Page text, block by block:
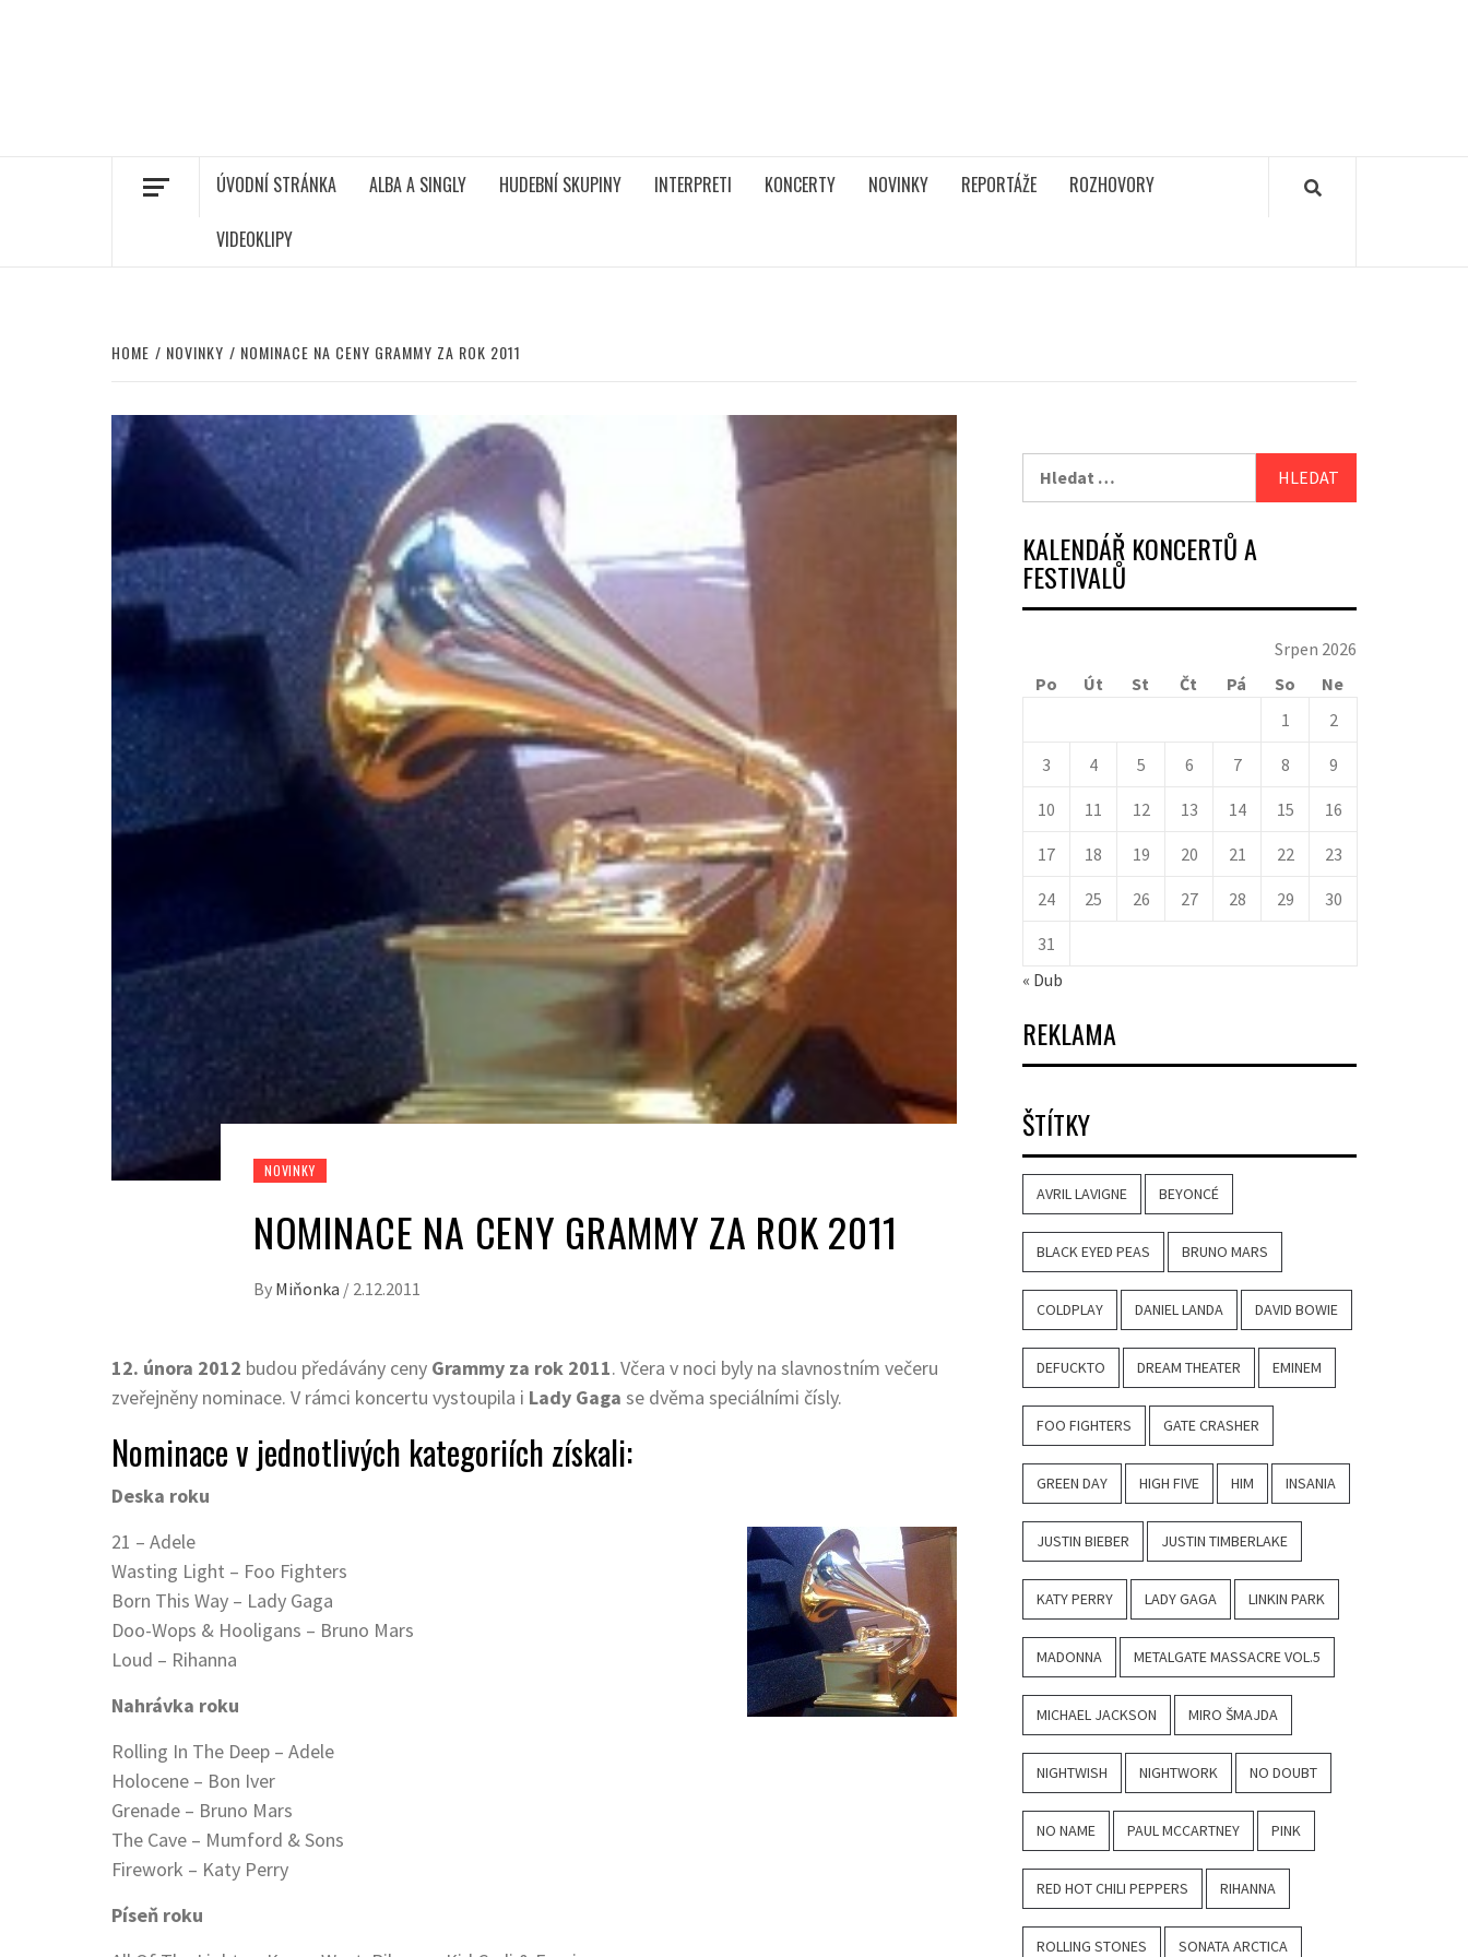
ÚVODNÍ STRÁNKA ALBA A SINGLY HUDEBNÍ SKUPINY INTERPRETI KONCERTY NOVINKY REPORTÁŽE ROZHOVORY
VIDEOKLIPY
HOME NOVINKY NOMINACE NA CENY GRAMMY ZA ROK 2011
NOVINKY
NOMINACE NA CENY GRAMMY ZA ROK 2011
By Miňonka / 2.12.2011
12. února 2012 budou předávány ceny Grammy za rok 2011. Včera v noci byly na slavnostním večeru
zveřejněny nominace. V rámci koncertu vystoupila i Lady Gaga se dvěma speciálními čísly.
Nominace v jednotlivých kategoriích získali:
Deska roku
21 – Adele
Wasting Light – Foo Fighters
Born This Way – Lady Gaga
Doo-Wops & Hooligans – Bruno Mars
Loud – Rihanna
Nahrávka roku
Rolling In The Deep – Adele
Holocene – Bon Iver
Grenade – Bruno Mars
The Cave – Mumford & Sons
Firework – Katy Perry
Píseň roku
KALENDÁŘ KONCERTŮ A
FESTIVALŮ
Srpen 2026
Po
Út St Čt Pá So
Ne
1
2
3 4 5 6 7 8 9
10 11 12 13 14 15 16
17 18 19 20 21 22 23
24 25 26 27 28 29 30
31
« Dub
REKLAMA
ŠTÍTKY
AVRIL LAVIGNE BEYONCÉ
BLACK EYED PEAS BRUNO MARS
COLDPLAY DANIEL LANDA DAVID BOWIE
DEFUCKTO DREAM THEATER EMINEM
FOO FIGHTERS GATE CRASHER
GREEN DAY HIGH FIVE HIM INSANIA
JUSTIN BIEBER JUSTIN TIMBERLAKE
KATY PERRY LADY GAGA LINKIN PARK
MADONNA METALGATE MASSACRE VOL.5
MICHAEL JACKSON MIRO ŠMAJDA
NIGHTWISH NIGHTWORK NO DOUBT
NO NAME PAUL MCCARTNEY PINK
RED HOT CHILI PEPPERS RIHANNA
ROLLING STONES SONATA ARCTICA